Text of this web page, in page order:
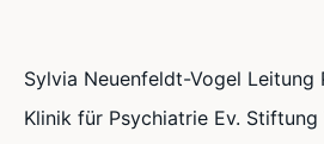
Sylvia Neuenfeldt-Vogel Leitung
Klinik für Psychiatrie Ev. Stiftung